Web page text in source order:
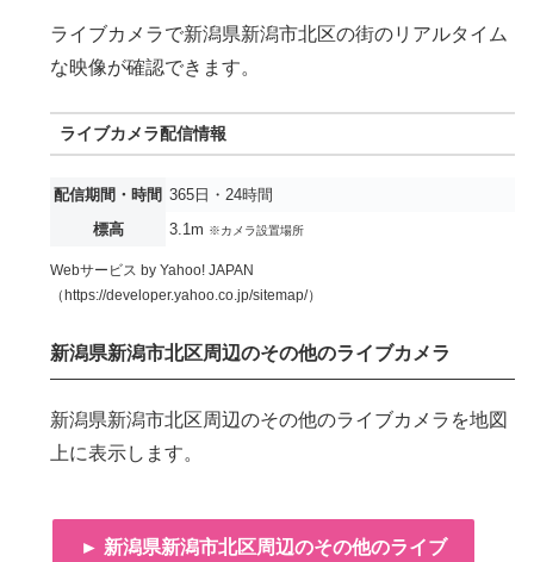
ライブカメラで新潟県新潟市北区の街のリアルタイム
な映像が確認できます。
ライブカメラ配信情報
配信期間・時間 365日・24時間
標高
3.1m ※カメラ設置場所
Webサービス by Yahoo! JAPAN
（https://developer.yahoo.co.jp/sitemap/）
新潟県新潟市北区周辺のその他のライブカメラ
新潟県新潟市北区周辺のその他のライブカメラを地図
上に表示します。
► 新潟県新潟市北区周辺のその他のライブ